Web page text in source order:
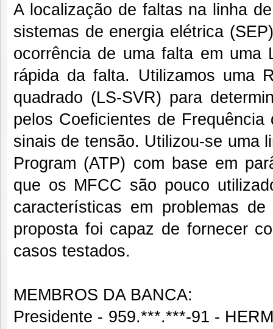
A localização de faltas na linha
sistemas de energia elétrica
ocorrência de uma falta em uma
rápida da falta. Utilizamos uma
quadrado (LS-SVR) para
pelos Coeficientes de
sinais de tensão. Utilizou-se uma
Program (ATP) com base em
que os MFCC são pouco
características em problemas
proposta foi capaz de fornecer
casos testados.
MEMBROS DA BANCA:
Presidente - 959.***.***-91 -